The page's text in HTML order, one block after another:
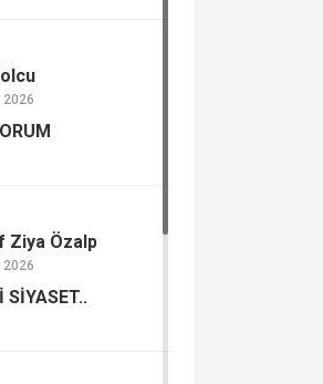
2026
Ziya Özalp
2026
SİYASET..